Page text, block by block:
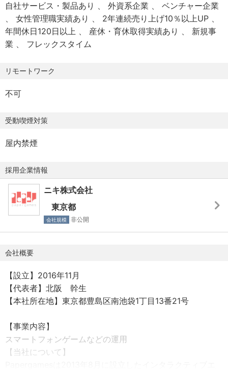
・雇用保険
・労災保険
【その他福利厚生】
・出産・育児支援制度
・服装自由
【休日・休暇】
・年間休日123日以上
・完全週休2日制（土日）
ー休暇 、産休・育休（男性社員の取得実績あり） 、有給休
暇※基本的に100％取得可能！ 慶弔休暇
◦ポストプロセス
◦GPU最適化
•Unreal Engine / Unity のエンジン拡張経験
•大規模プロジェクトでのアセット管理・最適化経験
•Python / C# を用いたツール開発経験
•複数プロジェクトを横断した技術支援経験
を持ち、エンジン側から開発効率や品質を高めることに価
値を感じられる方
的背景を翻訳しながら連携できる方
・新しい技術を積極的に調査し、現場に導入していくこと
を楽しめる方
・他職種メンバーと技術的背景を翻訳しながら連携できる
方
自社サービス・製品あり 外資系企業
ベンチャー企業
女性管理職実績あり
2年連続売り上げ10％以上UP
年間休日120日以上
産休・育休取得実績あり
新規事
業
フレックスタイム
リモートワーク
不可
受動喫煙対策
屋内禁煙
採用企業情報
ニキ株式会社
東京都
会社規模 非公開
会社概要
【設立】2016年11月
【代表者】北阪 幹生
【本社所在地】東京都豊島区南池袋1丁目13番21号
【事業内容】
スマートフォンゲームなどの運用
【当社について】